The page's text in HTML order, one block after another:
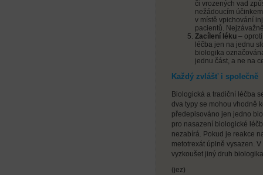
či vrozených vad
nežádoucím
v místě vpichování
pacientů.
Zacílení léku –
léčba jen na jednu
biologika
jednu část, a ne na
Každý zvlášť i společně
Biologická a tradiční léčba
dva typy se mohou vhodně
předepisováno jen jedno
pro nasazení biologické
nezabírá. Pokud je reakce
metotrexát úplně vysazen.
vyzkoušet jiný druh
(jez)